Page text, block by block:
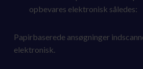
opbevares elektronisk således:
Papirbaserede ansøgninger
elektronisk.